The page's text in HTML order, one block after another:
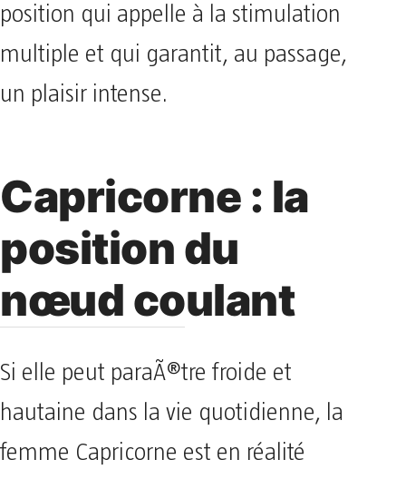
position qui appelle à la stimulation
multiple et qui garantit, au passage,
un plaisir intense.
Capricorne : la
position du
nœud coulant
Si elle peut paraÃ®tre froide et
hautaine dans la vie quotidienne, la
femme Capricorne est en réalité